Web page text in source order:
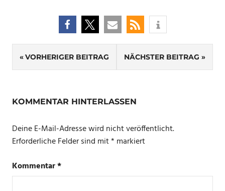
Beitrags-
Navigation
VORHERIGER BEITRAG NÄCHSTER BEITRAG
KOMMENTAR HINTERLASSEN
Deine E-Mail-Adresse wird nicht veröffentlicht.
Erforderliche Felder sind mit* markiert
Kommentar*